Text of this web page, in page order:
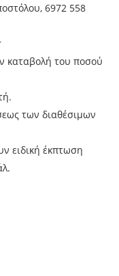
6972 558
καταβολή του ποσού
των διαθέσιμων
ειδική έκπτωση